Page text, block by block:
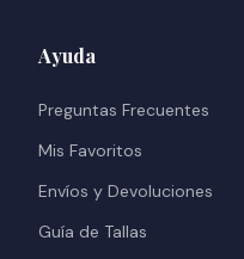
Ayuda
Preguntas Frecuentes
Mis Favoritos
Envíos y Devoluciones
Guía de Tallas